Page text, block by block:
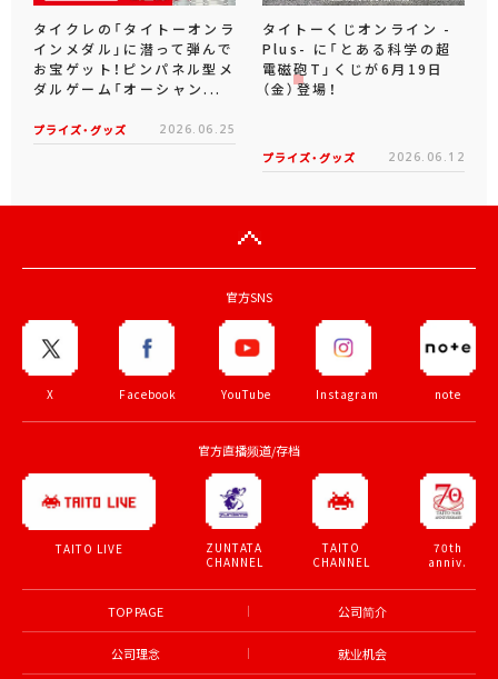
タイクレの「タイトーオンラ
インメダル」に潜って弾んで
お宝ゲット！ピンパネル型メ
ダルゲーム「オーシャン...
プライズ・グッズ 2026.06.25
タイトーくじオンライン -
Plus- に「とある科学の超
電磁砲T」くじが6月19日
（金）登場！
プライズ・グッズ 2026.06.12
官方SNS
X Facebook YouTube Instagram note
官方直播频道/存档
TAITO LIVE
ZUNTATA
CHANNEL
TAITO
CHANNEL
70th
anniv.
TOP PAGE 公司简介
公司理念 就业机会